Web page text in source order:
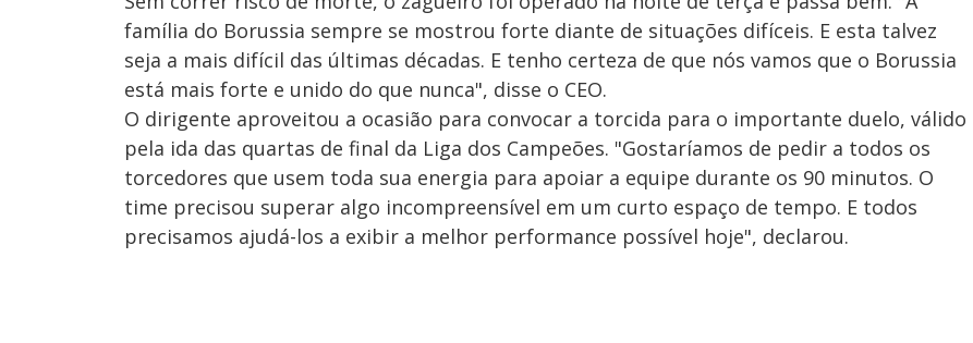
família do Borussia sempre se mostrou forte diante de situações difíceis. E esta talvez
seja a mais difícil das últimas décadas. E tenho certeza de que nós vamos que o Borussia
está mais forte e unido do que nunca", disse o CEO.
O dirigente aproveitou a ocasião para convocar a torcida para o importante duelo, válido
pela ida das quartas de final da Liga dos Campeões. "Gostaríamos de pedir a todos os
torcedores que usem toda sua energia para apoiar a equipe durante os 90 minutos. O
time precisou superar algo incompreensível em um curto espaço de tempo. E todos
precisamos ajudá-los a exibir a melhor performance possível hoje", declarou.